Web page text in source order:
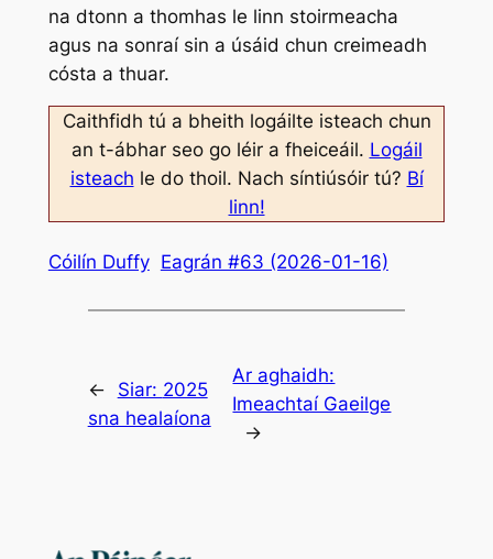
na dtonn a thomhas le linn stoirmeacha
agus na sonraí sin a úsáid chun creimeadh
cósta a thuar.
Caithfidh tú a bheith logáilte isteach chun
an t-ábhar seo go léir a fheiceáil. Logáil
isteach le do thoil. Nach síntiúsóir tú? Bí
linn!
Cóilín Duffy Eagrán #63 (2026-01-16)
← Siar: 2025
sna healaíona
Ar aghaidh:
Imeachtaí Gaeilge
→